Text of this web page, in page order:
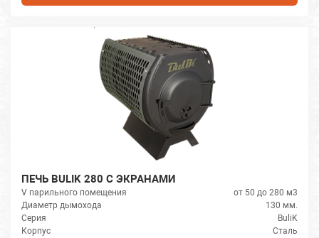
ПЕЧЬ BULIK 280 С ЭКРАНАМИ
V парильного помещения
от 50 до 280 м3
Диаметр дымохода
130 мм.
Серия
BuliK
Корпус
Сталь